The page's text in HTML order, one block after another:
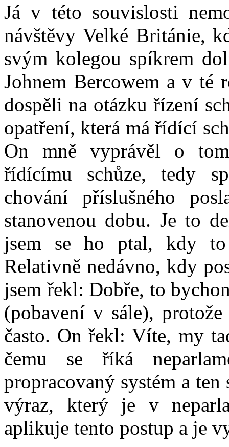
Já v této souvislosti
návštěvy Velké Británie,
svým kolegou spíkrem
Johnem Bercowem a v té
dospěli na otázku řízení
opatření, která má řídící
On mně vyprávěl o
řídícímu schůze, tedy
chování příslušného
stanovenou dobu. Je to
jsem se ho ptal, kdy
Relativně nedávno, kdy
jsem řekl: Dobře, to
(pobavení v sále),
často. On řekl: Víte, my
čemu se říká
propracovaný systém a
výraz, který je v
aplikuje tento postup a je